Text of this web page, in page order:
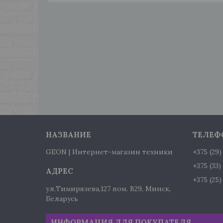
GEON | Интернет-магазин техники
ул.Тимирязева,127 пом. В29, Минск,
Беларусь
+375
+375
+375